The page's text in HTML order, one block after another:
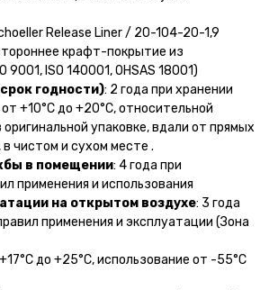
Release Liner / 20-104-20-1,9
крафт-покрытие из
9001, ISO 140001, OHSAS 18001)
годности): 2 года при хранении
+10°С до +20°С, относительной
упаковке, вдали от прямых
чистом и сухом месте .
в помещении: 4 года при
применения и использования
на открытом воздухе: 3 года
применения и эксплуатации (Зона
до +25°С, использование от -55°С